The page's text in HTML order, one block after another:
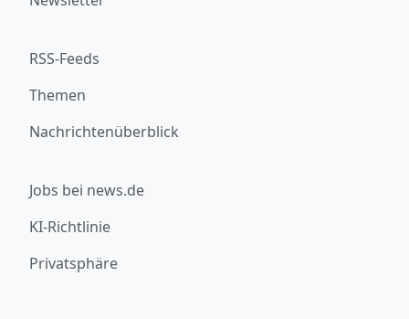
RSS-Feeds
Themen
Nachrichtenüberblick
Jobs bei news.de
KI-Richtlinie
Privatsphäre